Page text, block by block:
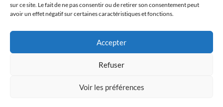
sur ce site. Le fait de ne pas consentir ou de retirer son consentement peut
avoir un effet négatif sur certaines caractéristiques et fonctions.
Accepter
Refuser
Voir les préférences